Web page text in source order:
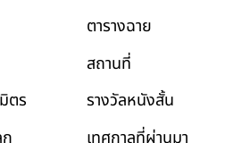
ตร
ตารางฉาย
สถานที่
รางวัลหนังสั้น
เทศกาลที่ผ่านมา